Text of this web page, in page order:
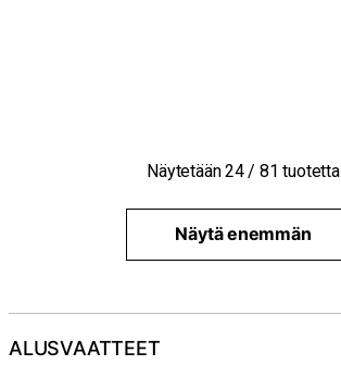
Näytetään24/ 81 tuotetta
Näytä enemmän
ALUSVAATTEET